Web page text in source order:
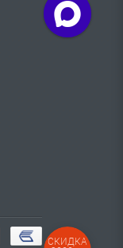
СКИДКА